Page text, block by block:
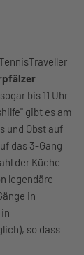
bis 11 Uhr
gibt es am
und Obst auf
das 3-Gang
der Küche
legendäre
in
so dass